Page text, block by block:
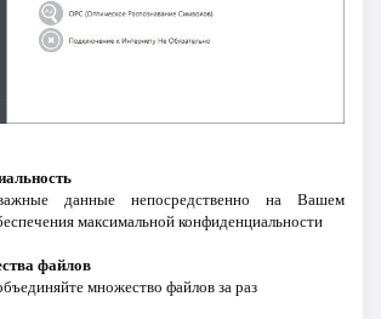
данные непосредственно на Вашем
максимальной конфиденциальности
файлов
множество файлов за раз